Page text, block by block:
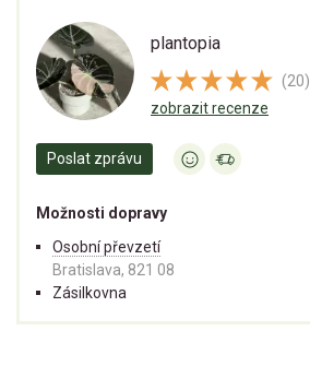
plantopia
(20)
zobrazit recenze
Poslat zprávu
Možnosti dopravy
Osobní převzetí
Bratislava, 821 08
Zásilkovna